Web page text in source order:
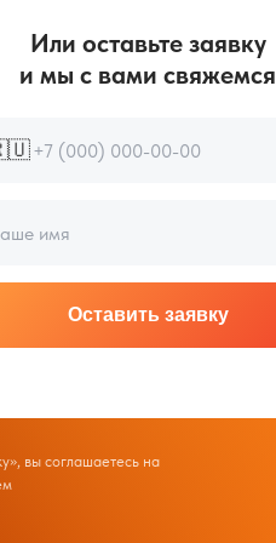
Или оставьте заявку
и мы с вами свяжемся
Оставить заявку
вы соглашаетесь на